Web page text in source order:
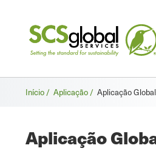
Breadcrumb
Início / Aplicação / Aplicação
Aplicação